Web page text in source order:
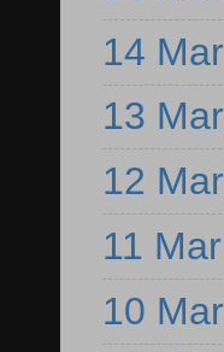
14 Mar
13 Mar
12 Mar
11 Mar
10 Mar